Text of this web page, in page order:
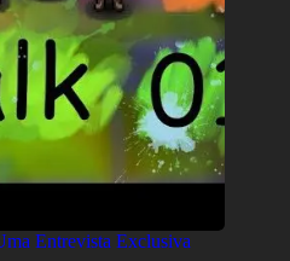
Entrevista Exclusiva